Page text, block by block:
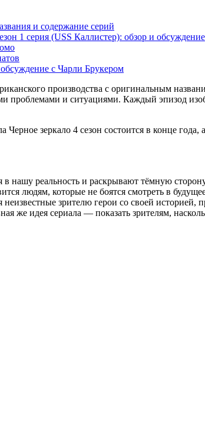
и содержание серий
1 серия (USS Каллистер): обзор и обсуждение
с Чарли Брукером
производства с оригинальным
проблемами и ситуациями. Каждый эпизод
Черное зеркало 4 сезон состоится в конце
в нашу реальность и раскрывают тёмную
людям, которые не боятся смотреть в
зрителю герои со своей
же идея сериала — показать зрителям,